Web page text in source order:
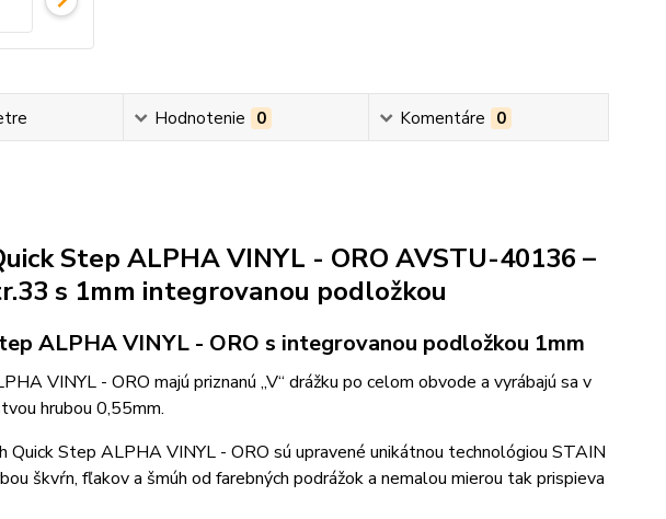
Hodnotenie 0 Komentáre 0
Step ALPHA VINYL - ORO AVSTU-40136 –
s 1mm integrovanou podložkou
ALPHA VINYL - ORO s integrovanou podložkou 1mm
VINYL - ORO majú priznanú „V“ drážku po celom obvode a vyrábajú sa v
hrubou 0,55mm.
Step ALPHA VINYL - ORO sú upravené unikátnou technológiou STAIN
škvŕn, fľakov a šmúh od farebných podrážok a nemalou mierou tak prispieva